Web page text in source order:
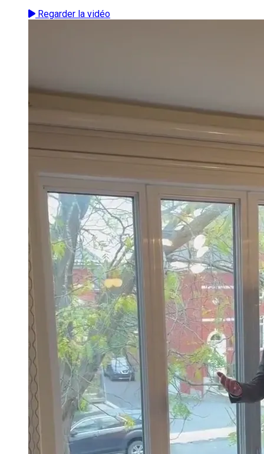
Regarder la vidéo